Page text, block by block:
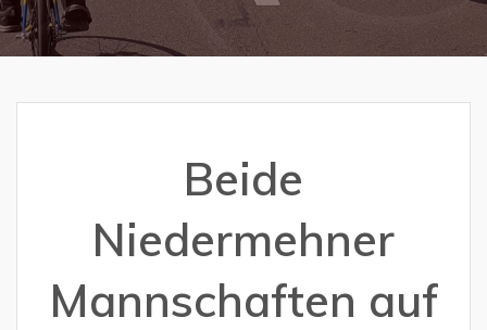
Beide
Niedermehner
Mannschaften auf